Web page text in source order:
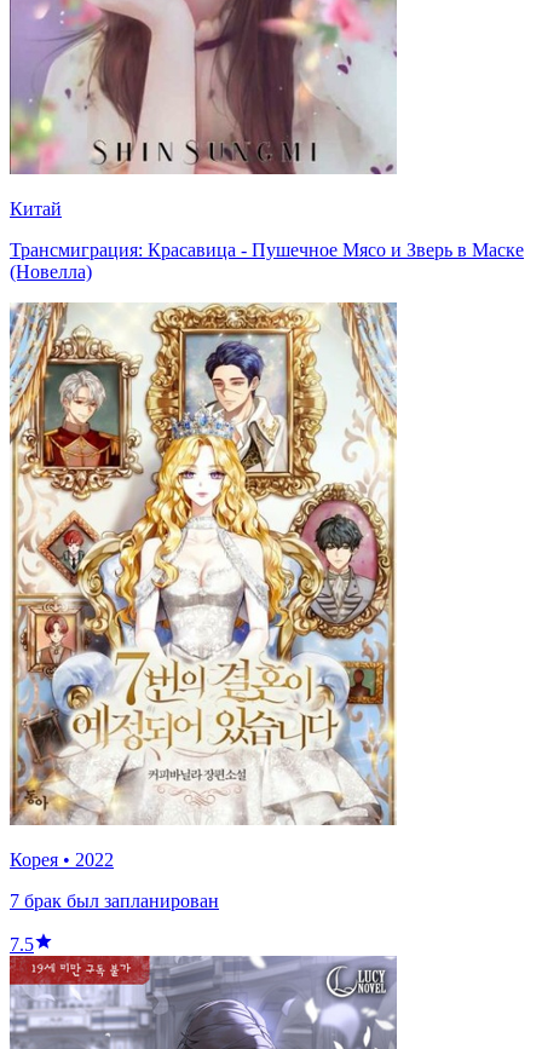
Китай
Трансмиграция: Красавица - Пушечное Мясо и Зверь в Маске
(Новелла)
Корея • 2022
7 брак был запланирован
7.5